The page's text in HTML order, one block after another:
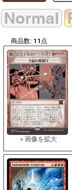
商品数: 11 点